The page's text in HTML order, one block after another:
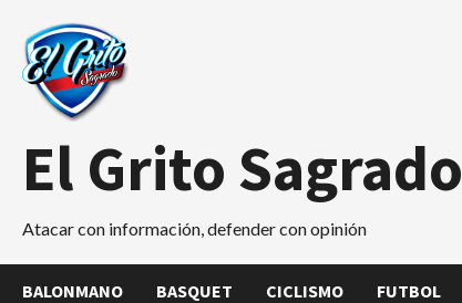
contenido
El Grito Sagrado
Atacar con información, defender con opinión
BALONMANO BASQUET CICLISMO FUTBOL